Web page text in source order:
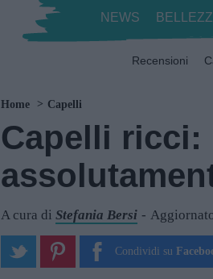
NEWS
Recensioni
Home Capelli
Capelli ricci:
A cura di Stefania Bersi
Condividi su